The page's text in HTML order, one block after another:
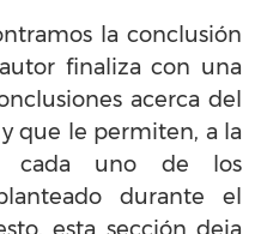
la conclusión
finaliza con una
acerca del
que le permiten, a la
cada uno de los
durante el